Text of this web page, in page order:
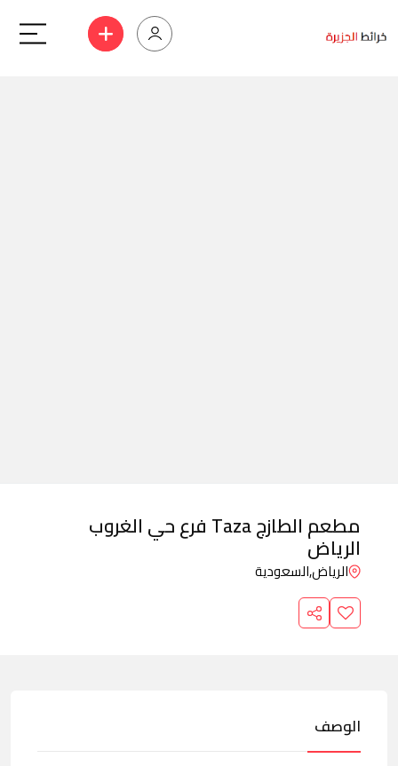
مطعم الطازج Taza فرع حي الغروب
الرياض
الرياض,السعودية
الوصف